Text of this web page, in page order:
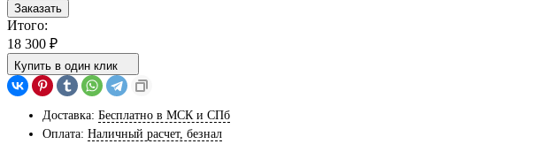
Заказать
Итого:
18 300 ₽
Купить в один клик
Доставка: Бесплатно в МСК и СПб
Оплата: Наличный расчет, безнал